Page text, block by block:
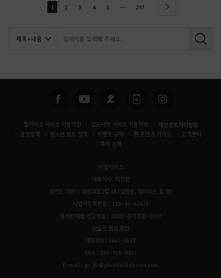
1 2 3 4 5 ... 297 next
펄어비스 서비스 이용약관 검은사막 서비스 이용약관 개인정보처리방침
운영정책 청소년 보호 정책 이벤트 규약 팬 콘텐츠 가이드
고객센터
쿠키 정책
㈜펄어비스
대표이사: 허진영
경기도 과천시 과천대로2길 48 (갈현동, 펄어비스 홈 원)
사업자등록번호 : 138-81-62479
통신판매업 신고번호 : 2022-경기과천-0177
사업자 정보 확인
대표번호: 1661-8572
FAX : 031-935-0837
E-mail : pc_kr@playblackdesert.com